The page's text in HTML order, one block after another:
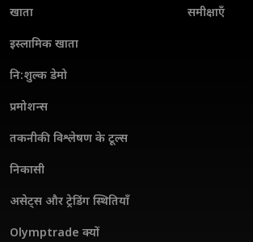
खाता
इस्लामिक खाता
नि:शुल्क डेमो
प्रमोशन्स
तकनीकी विश्लेषण के टूल्स
निकासी
असेट्स और ट्रेडिंग स्थितियाँ
Olymptrade क्यों
समीक्षाएँ